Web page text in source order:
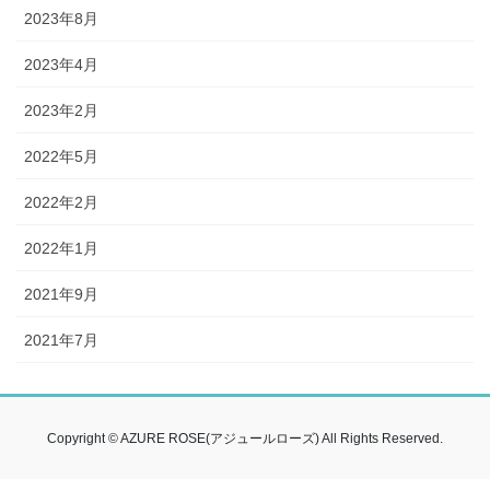
2023年8月
2023年4月
2023年2月
2022年5月
2022年2月
2022年1月
2021年9月
2021年7月
Copyright © AZURE ROSE(アジュールローズ) All Rights Reserved.